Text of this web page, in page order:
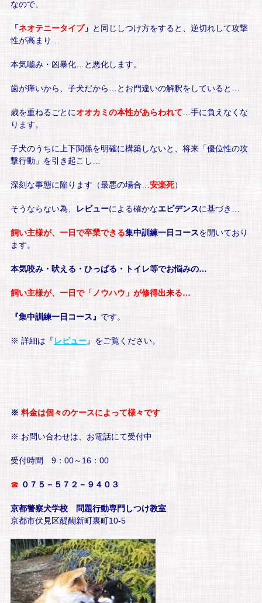
なので、
「ネオテニータイプ」 と同じしつけ方をすると、逆切れして攻撃
性が高まり…
本気嚙み・凶暴化…と悪化します。
歯が痒いから、子犬だから…とお門違いの解釈をしていると…
歳を重ねるごとにオオカミの本性があらわれて …手に負えなくな
ります。
子犬のうちに上下関係を明確に構築しないと、将来「優位性の攻
撃行動」を引き起こし…
深刻な事態に陥ります（最悪の場合…安楽死）
そうならない為、 レビューによる確かなエビデンスに基づき…
飼い主様が、一日で卒業できる集中訓練一日コースを開いており
ます。
本気咬み・吠える・ひっぱる・トイレ等でお悩みの…
飼い主様が、一日で「ノウハウ」が修得出来る…
『集中訓練一日コース』 です。
※ 詳細は『レビュー』をご覧ください。
※料金は個々のケースによって様々です
※ お問い合わせは、お電話にて受付中
受付時間 9：00～16：00
☎ ０７５－５７２－９４０３
京都警察犬学校 問題行動専門しつけ教室
京都市伏見区醍醐新町裏町10-5